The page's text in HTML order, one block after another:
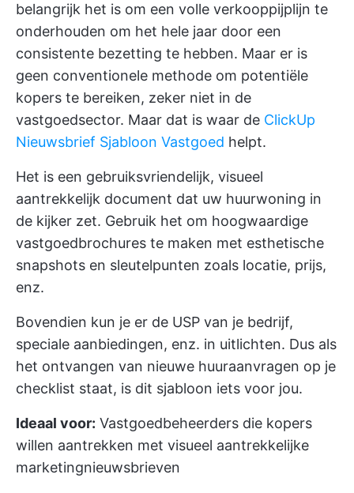
belangrijk het is om een volle verkooppijplijn te
onderhouden om het hele jaar door een
consistente bezetting te hebben. Maar er is
geen conventionele methode om potentiële
kopers te bereiken, zeker niet in de
vastgoedsector. Maar dat is waar de ClickUp
Nieuwsbrief Sjabloon Vastgoed helpt.
Het is een gebruiksvriendelijk, visueel
aantrekkelijk document dat uw huurwoning in
de kijker zet. Gebruik het om hoogwaardige
vastgoedbrochures te maken met esthetische
snapshots en sleutelpunten zoals locatie, prijs,
enz.
Bovendien kun je er de USP van je bedrijf,
speciale aanbiedingen, enz. in uitlichten. Dus als
het ontvangen van nieuwe huuraanvragen op je
checklist staat, is dit sjabloon iets voor jou.
Ideaal voor: Vastgoedbeheerders die kopers
willen aantrekken met visueel aantrekkelijke
marketingnieuwsbrieven